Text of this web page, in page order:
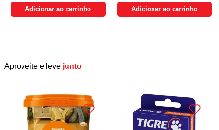
Adicionar ao carrinho Adicionar ao carrinho
Aproveite e leve junto